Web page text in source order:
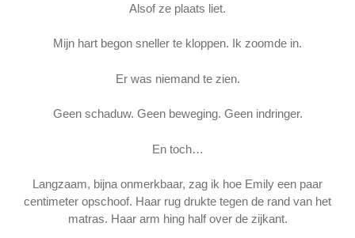
Alsof ze plaats liet.
Mijn hart begon sneller te kloppen. Ik zoomde in.
Er was niemand te zien.
Geen schaduw. Geen beweging. Geen indringer.
En toch…
Langzaam, bijna onmerkbaar, zag ik hoe Emily een paar
centimeter opschoof. Haar rug drukte tegen de rand van het
matras. Haar arm hing half over de zijkant.